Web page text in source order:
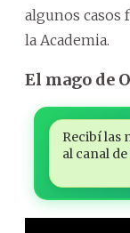
algunos casos
la Academia.
El mago de
Recibí las
al canal